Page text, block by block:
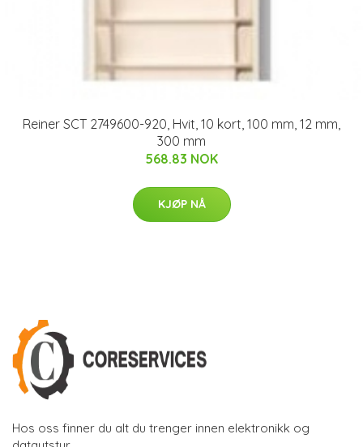
Reiner SCT 2749600-920, Hvit, 10 kort, 100 mm, 12 mm,
300 mm
568.83 NOK
KJØP NÅ
Hos oss finner du alt du trenger innen elektronikk og